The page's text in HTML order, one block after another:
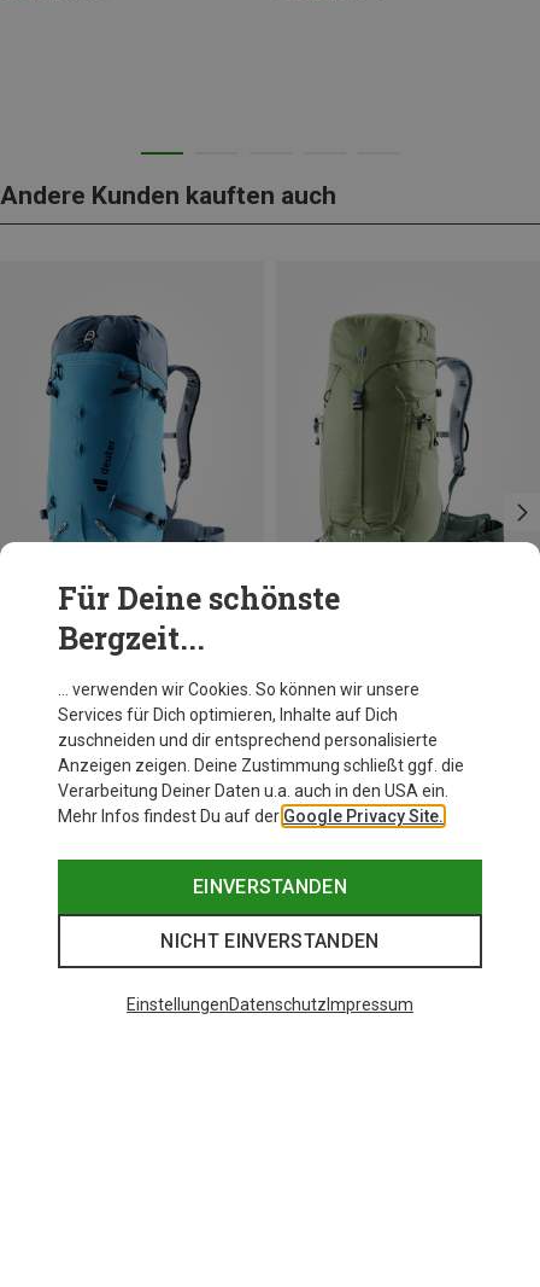
Andere Kunden kauften auch
Du sparst 16%
Für Deine schönste
Bergzeit...
… verwenden wir Cookies. So können wir unsere
Services für Dich optimieren, Inhalte auf Dich
zuschneiden und dir entsprechend personalisierte
Anzeigen zeigen. Deine Zustimmung schließt ggf. die
Verarbeitung Deiner Daten u.a. auch in den USA ein.
Mehr Infos findest Du auf der Google Privacy Site.
EINVERSTANDEN
NICHT EINVERSTANDEN
EinstellungenDatenschutz Impressum